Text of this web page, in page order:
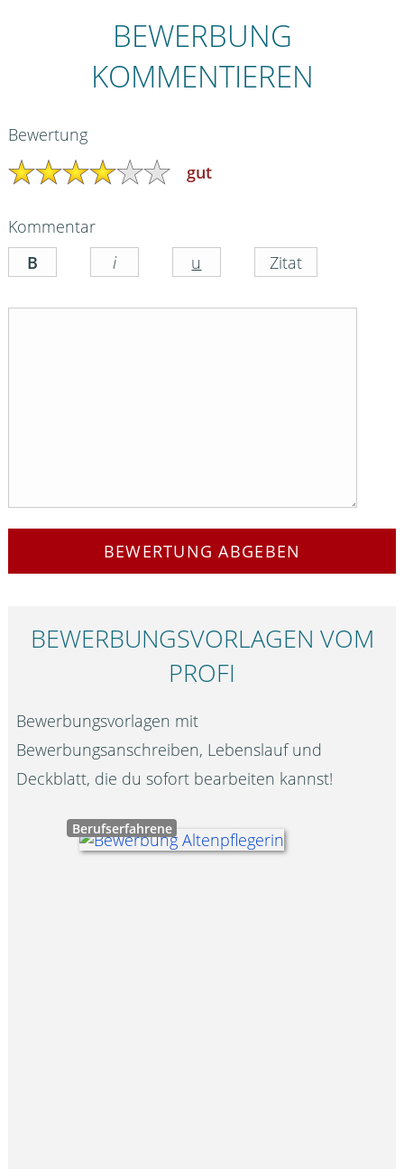
BEWERBUNG
KOMMENTIEREN
Bewertung
gut
Kommentar
BEWERTUNG ABGEBEN
BEWERBUNGS­VORLAGEN VOM
PROFI
Bewerbungsvorlagen mit
Bewerbungsanschreiben, Lebenslauf und
Deckblatt, die du sofort bearbeiten kannst!
Berufserfahrene